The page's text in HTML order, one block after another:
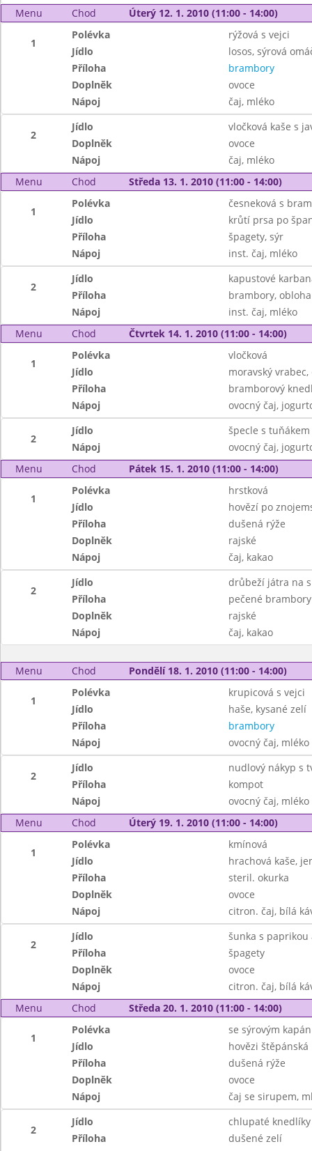
Menu
Chod Úterý 12. 1. 2010 (11:00 - 14:00)
1
Polévka
rýžová s vejci
Jídlo
losos, sýrová
Příloha
brambory
Doplněk
ovoce
Nápoj
čaj, mléko
2
Jídlo
vločková kaše s
Doplněk
ovoce
Nápoj
čaj, mléko
Menu
Chod Středa 13. 1. 2010 (11:00 - 14:00)
1
Polévka
česneková s
Jídlo
krůtí prsa po
Příloha
špagety, sýr
Nápoj
inst. čaj, mléko
2
Jídlo
kapustové
Příloha
brambory, obloha
Nápoj
inst. čaj, mléko
Menu
Chod Čtvrtek 14. 1. 2010 (11:00 - 14:00)
1
Polévka
vločková
Jídlo
moravský
Příloha
bramborový
Nápoj
ovocný čaj,
2
Jídlo
špecle s
Nápoj
ovocný čaj,
Menu
Chod Pátek 15. 1. 2010 (11:00 - 14:00)
1
Polévka
hrstková
Jídlo
hovězí po
Příloha
dušená rýže
Doplněk
rajské
Nápoj
čaj, kakao
2
Jídlo
drůbeží játra na
Příloha
pečené brambory
Doplněk
rajské
Nápoj
čaj, kakao
Menu Chod Pondělí 18. 1. 2010 (11:00 - 14:00)
1
Polévka
krupicová s vejci
Jídlo
haše, kysané zelí
Příloha
brambory
Nápoj
ovocný čaj, mléko
2
Jídlo
nudlový nákyp s
Příloha
kompot
Nápoj
ovocný čaj, mléko
Menu
Chod Úterý 19. 1. 2010 (11:00 - 14:00)
1
Polévka
kmínová
Jídlo
hrachová kaše,
Příloha
steril. okurka
Doplněk
ovoce
Nápoj
citron. čaj, bílá
2
Jídlo
šunka s paprikou
Příloha
špagety
Doplněk
ovoce
Nápoj
citron. čaj, bílá
Menu
Chod Středa 20. 1. 2010 (11:00 - 14:00)
1
Polévka
se sýrovým
Jídlo
hovězi štěpánská
Příloha
dušená rýže
Doplněk
ovoce
Nápoj
čaj se sirupem,
2
Jídlo
chlupaté
Příloha
dušené zelí